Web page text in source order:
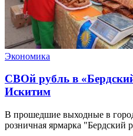
Экономика
СВОй рубль в
Искитим
В прошедшие выходные в
розничная ярмарка "Бердский